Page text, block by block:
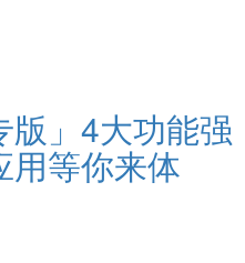
」4大功能强
用等你来体